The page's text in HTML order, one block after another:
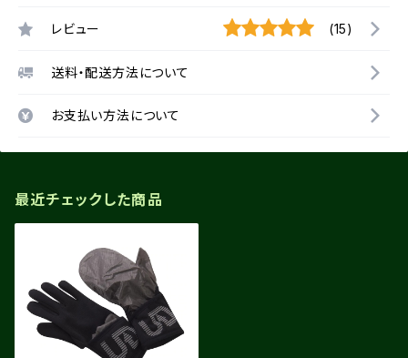
レビュー (15)
送料・配送方法について
お支払い方法について
最近チェックした商品